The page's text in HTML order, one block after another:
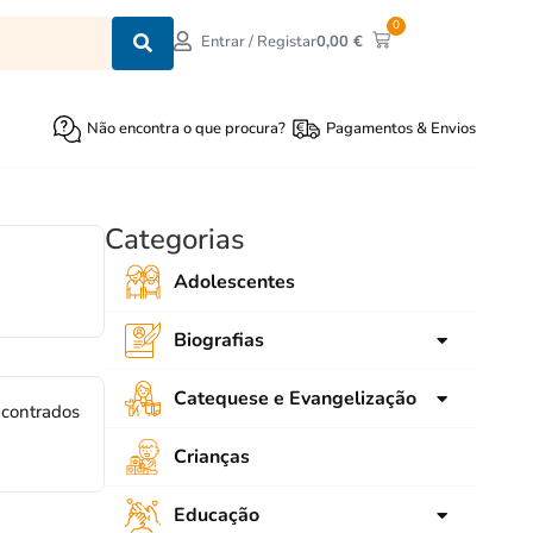
Entrar / Registar0,00€
0
Não encontra o que procura? Pagamentos & Envios
Categorias
Adolescentes
Biografias
para crianças
Adultos
Catequese e Evangelização
Ligações
Emaús
Crianças
Educação